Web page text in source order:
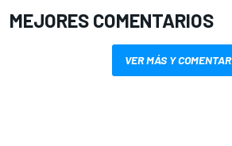
MEJORES COMENTARIOS
VER MÁS Y COMENTAR